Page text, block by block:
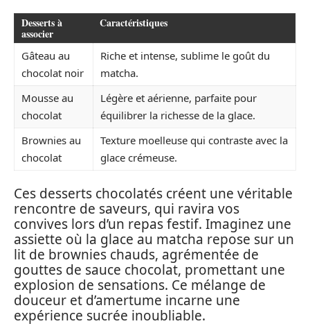
Desserts à
associer
Caractéristiques
Gâteau au
chocolat noir
Riche et intense, sublime le goût du
matcha.
Mousse au
chocolat
Légère et aérienne, parfaite pour
équilibrer la richesse de la glace.
Brownies au
chocolat
Texture moelleuse qui contraste avec la
glace crémeuse.
Ces desserts chocolatés créent une véritable
rencontre de saveurs, qui ravira vos
convives lors d’un repas festif. Imaginez une
assiette où la glace au matcha repose sur un
lit de brownies chauds, agrémentée de
gouttes de sauce chocolat, promettant une
explosion de sensations. Ce mélange de
douceur et d’amertume incarne une
expérience sucrée inoubliable.